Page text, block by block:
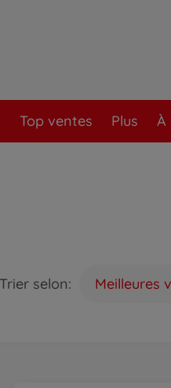
Top ventes Plus À
Trier selon: Meilleures